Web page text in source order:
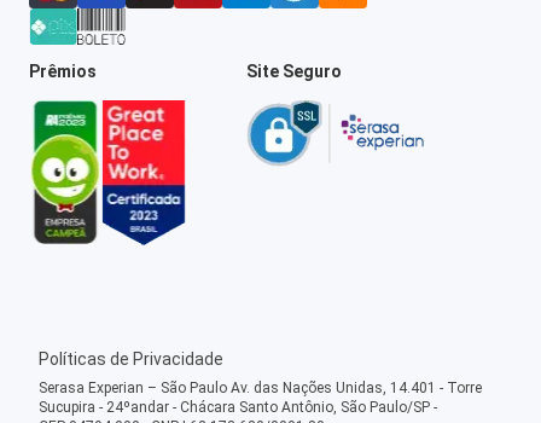
Prêmios Site Seguro
Políticas de Privacidade
Serasa Experian – São Paulo Av. das Nações Unidas, 14.401 - Torre
Sucupira - 24ºandar - Chácara Santo Antônio, São Paulo/SP -